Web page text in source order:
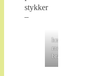
stykker
–
knækbrød
med
brændenældefrø